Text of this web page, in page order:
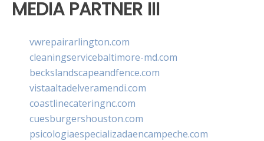
MEDIA PARTNER III
vwrepairarlington.com
cleaningservicebaltimore-md.com
beckslandscapeandfence.com
vistaaltadelveramendi.com
coastlinecateringnc.com
cuesburgershouston.com
psicologiaespecializadaencampeche.com